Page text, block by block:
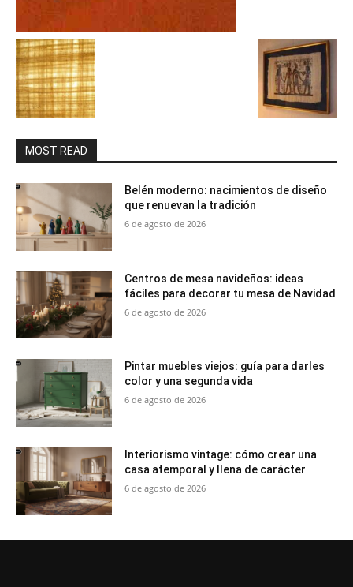
MOST READ
Belén moderno: nacimientos de diseño
que renuevan la tradición
6 de agosto de 2026
Centros de mesa navideños: ideas
fáciles para decorar tu mesa de Navidad
6 de agosto de 2026
Pintar muebles viejos: guía para darles
color y una segunda vida
6 de agosto de 2026
Interiorismo vintage: cómo crear una
casa atemporal y llena de carácter
6 de agosto de 2026